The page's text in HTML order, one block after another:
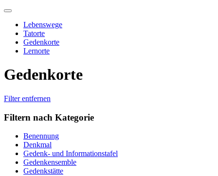
Skip
contentLebenswege
Tatorte
Gedenkorte
Lernorte
Gedenkorte
Filter entfernen
Filtern nach Kategorie
Benennung
Denkmal
Gedenk- und Informationstafel
Gedenkensemble
Gedenkstätte